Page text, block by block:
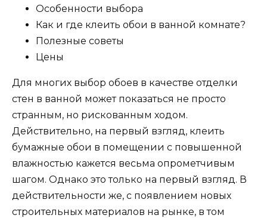
Особенности выбора
Как и где клеить обои в ванной комнате?
Полезные советы
Цены
Для многих выбор обоев в качестве отделки
стен в ванной может показаться не просто
странным, но рискованным ходом.
Действительно, на первый взгляд, клеить
бумажные обои в помещении с повышенной
влажностью кажется весьма опрометчивым
шагом. Однако это только на первый взгляд. В
действительности же, с появлением новых
строительных материалов на рынке, в том